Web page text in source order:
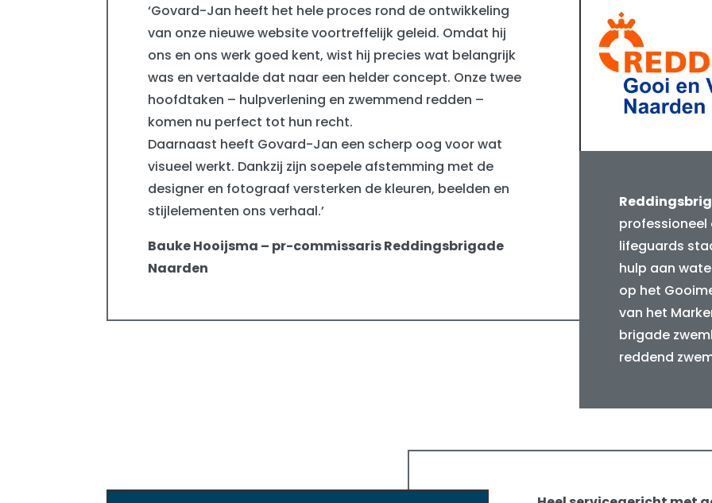
‘Govard-Jan heeft het hele proces rond de ontwikkeling
van onze nieuwe website voortreffelijk geleid. Omdat hij
ons en ons werk goed kent, wist hij precies wat belangrijk
was en vertaalde dat naar een helder concept. Onze twee
hoofdtaken – hulpverlening en zwemmend redden –
komen nu perfect tot hun recht.
Daarnaast heeft Govard-Jan een scherp oog voor wat
visueel werkt. Dankzij zijn soepele afstemming met de
designer en fotograaf versterken de kleuren, beelden en
stijlelementen ons verhaal.’
Bauke Hooijsma – pr-commissaris Reddingsbrigade
Naarden
professioneel
lifeguards
hulp aan
op het
van het
brigade
reddend